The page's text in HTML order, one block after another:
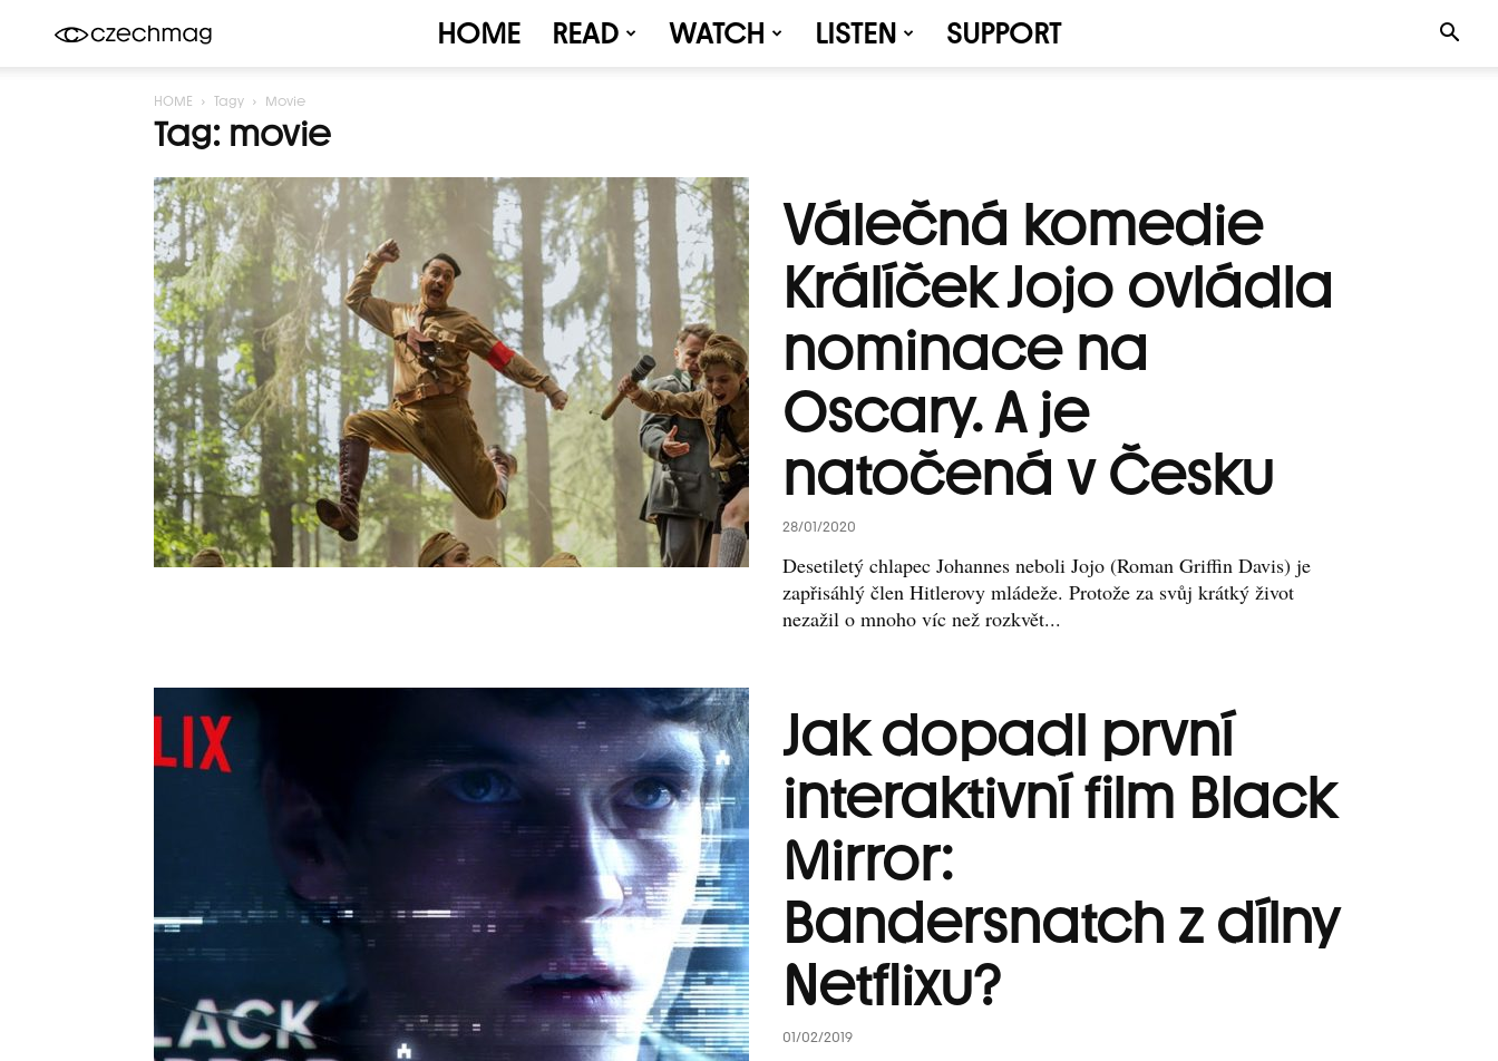
HOME READ WATCH LISTEN SUPPORT
HOME Tagy Movie
Tag: movie
Válečná komedie
Králíček Jojo ovládla
nominace na
Oscary. A je
natočená v Česku
28/01/2020
Desetiletý chlapec Johannes neboli Jojo (Roman Griffin Davis) je
zapřisáhlý člen Hitlerovy mládeže. Protože za svůj krátký život
nezažil o mnoho víc než rozkvět...
Jak dopadl první
interaktivní film Black
Mirror:
Bandersnatch z dílny
Netflixu?
01/02/2019